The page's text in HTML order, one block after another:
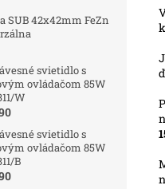
SUB 42x42mm FeZn
svietidlo s
ovládačom 85W
W
svietidlo s
ovládačom 85W
B